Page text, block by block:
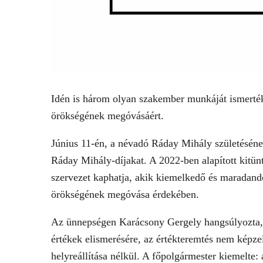
Idén is három olyan szakember munkáját
örökségének megóvásáért.
Június 11-én, a névadó Ráday Mihály
Ráday Mihály-díjakat. A 2022-ben alapított
szervezet kaphatja, akik kiemelkedő és
örökségének megóvása érdekében.
Az ünnepségen Karácsony Gergely
értékek elismerésére, az értékteremtés nem
helyreállítása nélkül. A főpolgármester